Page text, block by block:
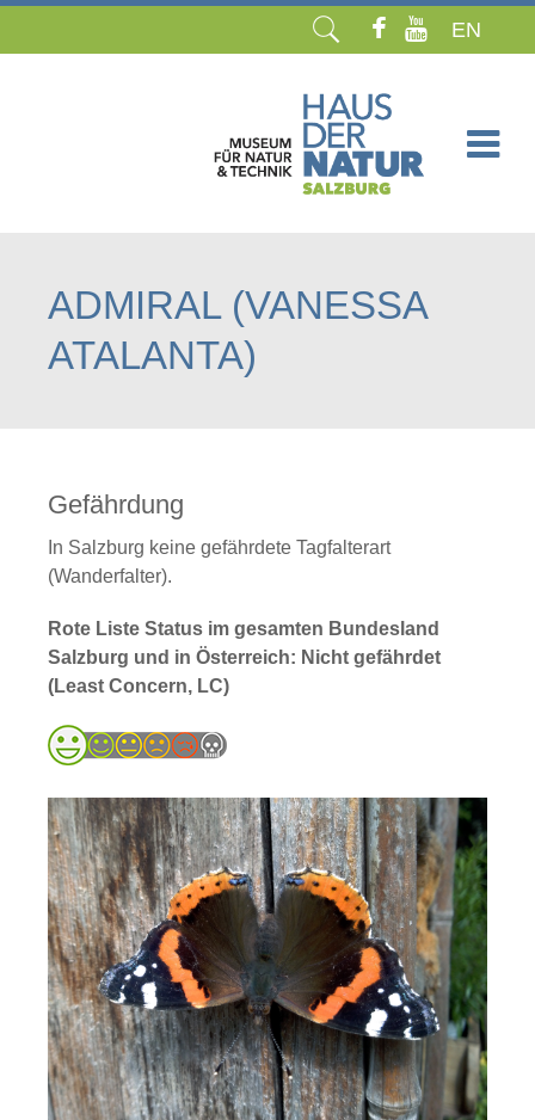
EN
ADMIRAL (VANESSA
ATALANTA)
Gefährdung
In Salzburg keine gefährdete Tagfalterart
(Wanderfalter).
Rote Liste Status im gesamten Bundesland
Salzburg und in Österreich: Nicht gefährdet
(Least Concern, LC)